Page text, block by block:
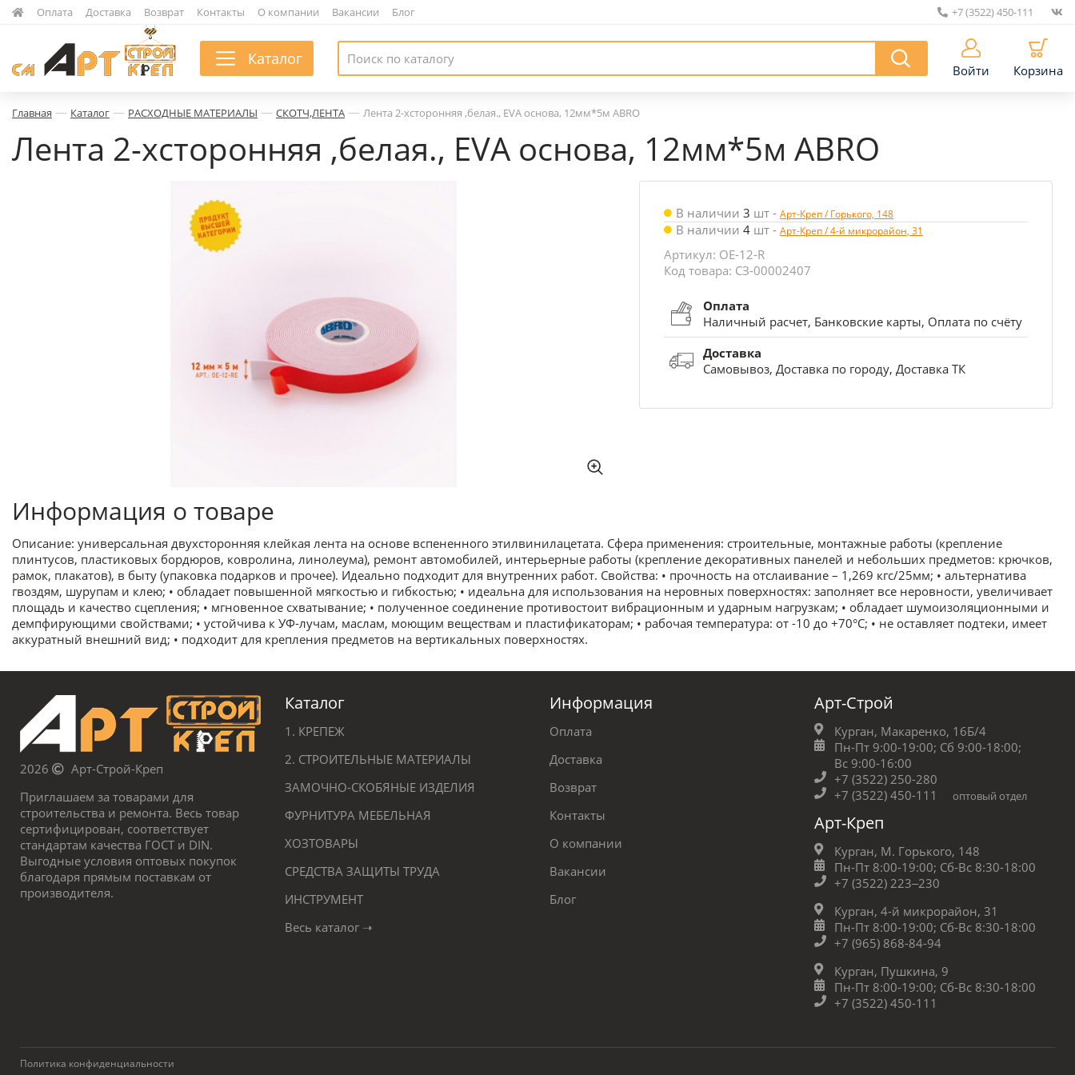
Оплата Доставка Возврат Контакты О компании Вакансии Блог +7 (3522) 450-111
Каталог
Войти Корзина
Главная — Каталог — РАСХОДНЫЕ МАТЕРИАЛЫ — СКОТЧ,ЛЕНТА — Лента 2-хсторонняя ,белая., EVA основа, 12мм*5м ABRO
Лента 2-хсторонняя ,белая., EVA основа, 12мм*5м ABRO
В наличии 3 шт - Арт-Креп / Горького, 148
В наличии 4 шт - Арт-Креп / 4-й микрорайон, 31
Артикул: OE-12-R
Код товара: СЗ-00002407
Оплата
Наличный расчет, Банковские карты, Оплата по счёту
Доставка
Самовывоз, Доставка по городу, Доставка ТК
Информация о товаре
Описание: универсальная двухсторонняя клейкая лента на основе вспененного этилвинилацетата. Сфера применения: строительные, монтажные работы (крепление
плинтусов, пластиковых бордюров, ковролина, линолеума), ремонт автомобилей, интерьерные работы (крепление декоративных панелей и небольших предметов: крючков,
рамок, плакатов), в быту (упаковка подарков и прочее). Идеально подходит для внутренних работ. Свойства: • прочность на отслаивание – 1,269 кгс/25мм; • альтернатива
гвоздям, шурупам и клею; • обладает повышенной мягкостью и гибкостью; • идеальна для использования на неровных поверхностях: заполняет все неровности, увеличивает
площадь и качество сцепления; • мгновенное схватывание; • полученное соединение противостоит вибрационным и ударным нагрузкам; • обладает шумоизоляционными и
демпфирующими свойствами; • устойчива к УФ-лучам, маслам, моющим веществам и пластификаторам; • рабочая температура: от -10 до +70°С; • не оставляет подтеки, имеет
аккуратный внешний вид; • подходит для крепления предметов на вертикальных поверхностях.
2026
Арт-Строй-Креп
Приглашаем за товарами для
строительства и ремонта. Весь товар
сертифицирован, соответствует
стандартам качества ГОСТ и DIN.
Выгодные условия оптовых покупок
благодаря прямым поставкам от
производителя.
Каталог
1. КРЕПЕЖ
2. СТРОИТЕЛЬНЫЕ МАТЕРИАЛЫ
ЗАМОЧНО-СКОБЯНЫЕ ИЗДЕЛИЯ
ФУРНИТУРА МЕБЕЛЬНАЯ
ХОЗТОВАРЫ
СРЕДСТВА ЗАЩИТЫ ТРУДА
ИНСТРУМЕНТ
Весь каталог ➝
Информация
Оплата
Доставка
Возврат
Контакты
О компании
Вакансии
Блог
Арт-Строй
Курган, Макаренко, 16Б/4
Пн-Пт 9:00-19:00; Сб 9:00-18:00;
Вс 9:00-16:00
+7 (3522) 250-280
+7 (3522) 450-111
оптовый отдел
Арт-Креп
Курган, М. Горького, 148
Пн-Пт 8:00-19:00; Сб-Вс 8:30-18:00
+7 (3522) 223‒230
Курган, 4-й микрорайон, 31
Пн-Пт 8:00-19:00; Сб-Вс 8:30-18:00
+7 (965) 868-84-94
Курган, Пушкина, 9
Пн-Пт 8:00-19:00; Сб-Вс 8:30-18:00
+7 (3522) 450-111
Политика конфиденциальности